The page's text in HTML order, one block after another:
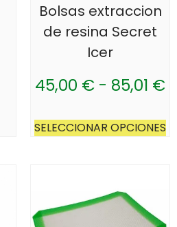
Bolsas extraccion
de resina Secret
Icer
45,00 € - 85,01 €
SELECCIONAR OPCIONES